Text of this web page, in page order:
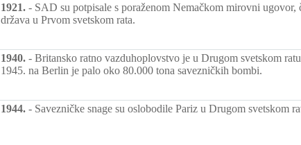
1921. - SAD su potpisale s poraženom Nemačkom mirovni
država u Prvom svetskom rata.
1940. - Britansko ratno vazduhoplovstvo je u Drugom svetskom
1945. na Berlin je palo oko 80.000 tona savezničkih bombi.
1944. - Savezničke snage su oslobodile Pariz u Drugom svetskom